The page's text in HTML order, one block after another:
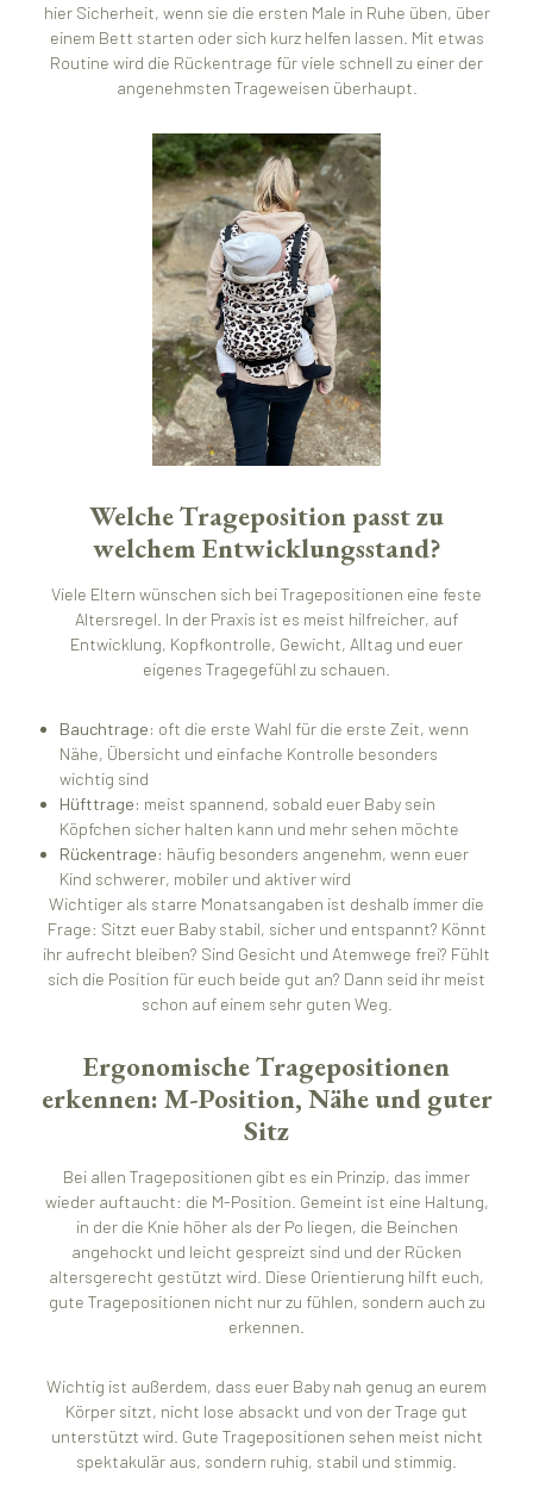
hier Sicherheit, wenn sie die ersten Male in Ruhe üben, über
einem Bett starten oder sich kurz helfen lassen. Mit etwas
Routine wird die Rückentrage für viele schnell zu einer der
angenehmsten Trageweisen überhaupt.
Welche Trageposition passt zu
welchem Entwicklungsstand?
Viele Eltern wünschen sich bei Tragepositionen eine feste
Altersregel. In der Praxis ist es meist hilfreicher, auf
Entwicklung, Kopfkontrolle, Gewicht, Alltag und euer
eigenes Tragegefühl zu schauen.
Bauchtrage: oft die erste Wahl für die erste Zeit, wenn
Nähe, Übersicht und einfache Kontrolle besonders
wichtig sind
Hüfttrage: meist spannend, sobald euer Baby sein
Köpfchen sicher halten kann und mehr sehen möchte
Rückentrage: häufig besonders angenehm, wenn euer
Kind schwerer, mobiler und aktiver wird
Wichtiger als starre Monatsangaben ist deshalb immer die
Frage: Sitzt euer Baby stabil, sicher und entspannt? Könnt
ihr aufrecht bleiben? Sind Gesicht und Atemwege frei? Fühlt
sich die Position für euch beide gut an? Dann seid ihr meist
schon auf einem sehr guten Weg.
Ergonomische Tragepositionen
erkennen: M-Position, Nähe und guter
Sitz
Bei allen Tragepositionen gibt es ein Prinzip, das immer
wieder auftaucht: die M-Position. Gemeint ist eine Haltung,
in der die Knie höher als der Po liegen, die Beinchen
angehockt und leicht gespreizt sind und der Rücken
altersgerecht gestützt wird. Diese Orientierung hilft euch,
gute Tragepositionen nicht nur zu fühlen, sondern auch zu
erkennen.
Wichtig ist außerdem, dass euer Baby nah genug an eurem
Körper sitzt, nicht lose absackt und von der Trage gut
unterstützt wird. Gute Tragepositionen sehen meist nicht
spektakulär aus, sondern ruhig, stabil und stimmig.